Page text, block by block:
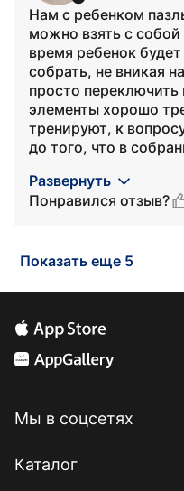
Нам с ребенком
можно взять с собой
время ребенок
собрать, не вникая
просто
элементы хорошо
тренируют, к
до того, что в
Развернуть
Понравился отзыв?
Показать еще 5
Мы в соцсетях
Каталог